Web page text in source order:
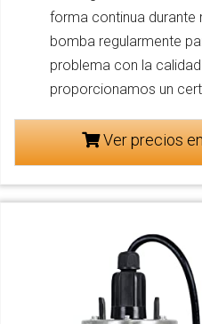
forma continua durante
bomba regularmente
problema con la
proporcionamos un
Ver precios